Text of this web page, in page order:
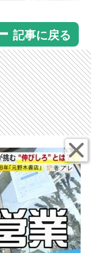
記事に戻る